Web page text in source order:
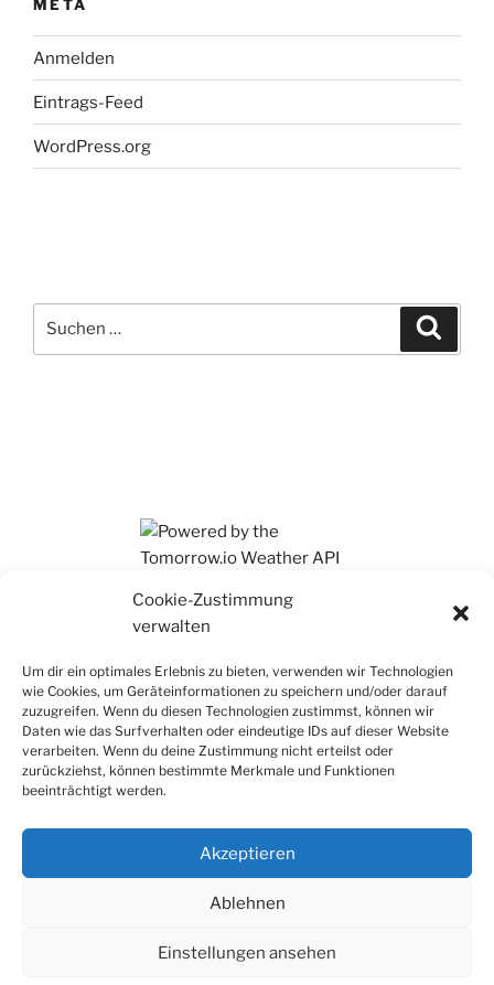
Cookie-Zustimmung
verwalten
Um dir ein optimales Erlebnis zu bieten, verwenden wir Technologien
wie Cookies, um Geräteinformationen zu speichern und/oder darauf
zuzugreifen. Wenn du diesen Technologien zustimmst, können wir
Daten wie das Surfverhalten oder eindeutige IDs auf dieser Website
verarbeiten. Wenn du deine Zustimmung nicht erteilst oder
zurückziehst, können bestimmte Merkmale und Funktionen
beeinträchtigt werden.
Akzeptieren
Ablehnen
Einstellungen ansehen
META
Anmelden
Eintrags-Feed
WordPress.org
nach: